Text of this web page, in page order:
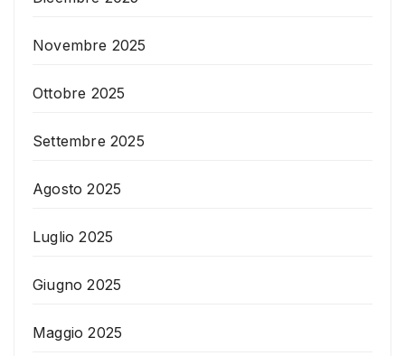
Novembre 2025
Ottobre 2025
Settembre 2025
Agosto 2025
Luglio 2025
Giugno 2025
Maggio 2025